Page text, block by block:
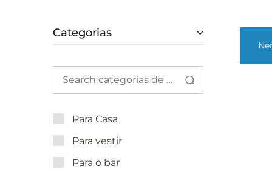
Categorias
Para Casa
Para vestir
Para o bar